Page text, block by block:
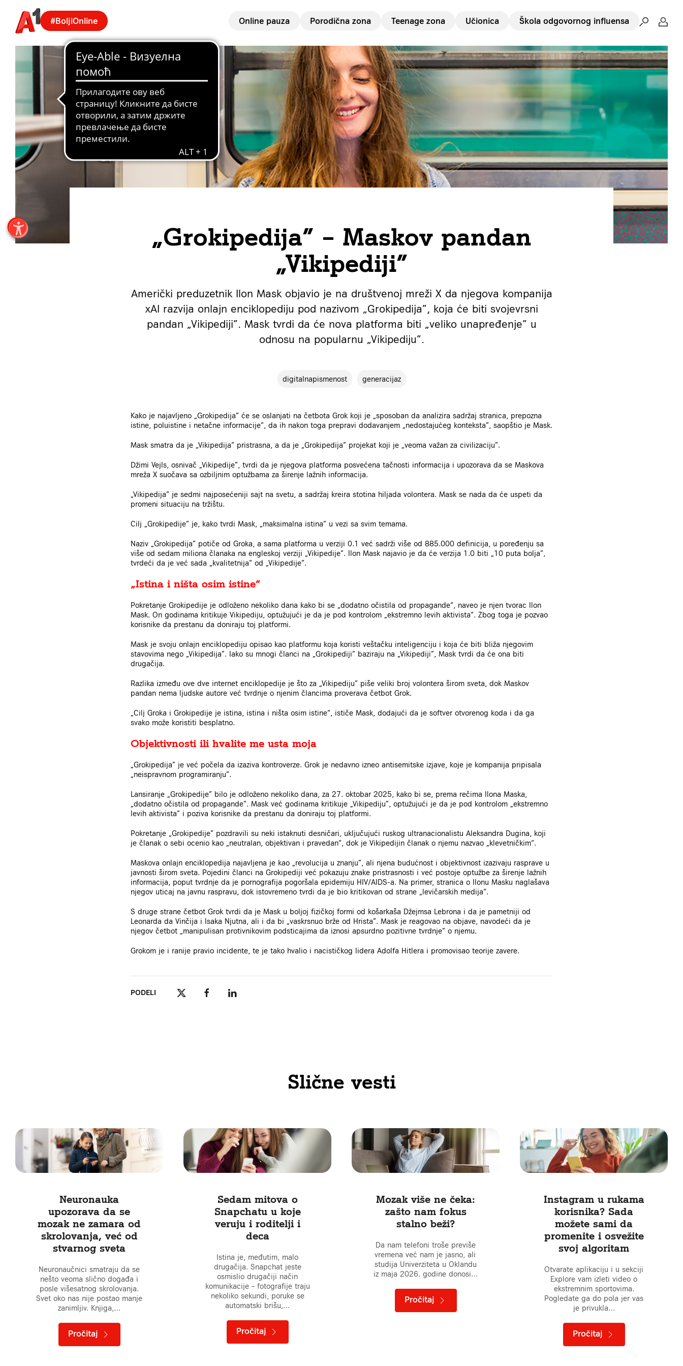
#BoljiOnline Online pauza Porodična zona Teenage zona Učionica Škola odgovornog influensa
„Grokipedija” – Maskov pandan
„Vikipediji”
Američki preduzetnik Ilon Mask objavio je na društvenoj mreži X da njegova kompanija
xAI razvija onlajn enciklopediju pod nazivom „Grokipedija”, koja će biti svojevrsni
pandan „Vikipediji”. Mask tvrdi da će nova platforma biti „veliko unapređenje” u
odnosu na popularnu „Vikipediju”.
digitalnapismenost generacijaz
Kako je najavljeno „Grokipedija” će se oslanjati na četbota Grok koji je „sposoban da analizira sadržaj stranica, prepozna
istine, poluistine i netačne informacije”, da ih nakon toga prepravi dodavanjem „nedostajućeg konteksta”, saopštio je Mask.
Mask smatra da je „Vikipedija” pristrasna, a da je „Grokipedija” projekat koji je „veoma važan za civilizaciju”.
Džimi Vejls, osnivač „Vikipedije”, tvrdi da je njegova platforma posvećena tačnosti informacija i upozorava da se Maskova
mreža X suočava sa ozbiljnim optužbama za širenje lažnih informacija.
„Vikipedija” je sedmi najposećeniji sajt na svetu, a sadržaj kreira stotina hiljada volontera. Mask se nada da će uspeti da
promeni situaciju na tržištu.
Cilj „Grokipedije” je, kako tvrdi Mask, „maksimalna istina” u vezi sa svim temama.
Naziv „Grokipedija” potiče od Groka, a sama platforma u verziji 0.1 već sadrži više od 885.000 definicija, u poređenju sa
više od sedam miliona članaka na engleskoj verziji „Vikipedije”. Ilon Mask najavio je da će verzija 1.0 biti „10 puta bolja”,
tvrdeći da je već sada „kvalitetnija” od „Vikipedije”.
„Istina i ništa osim istine”
Pokretanje Grokipedije je odloženo nekoliko dana kako bi se „dodatno očistila od propagande“, naveo je njen tvorac Ilon
Mask. On godinama kritikuje Vikipediju, optužujući je da je pod kontrolom „ekstremno levih aktivista“. Zbog toga je pozvao
korisnike da prestanu da doniraju toj platformi.
Mask je svoju onlajn enciklopediju opisao kao platformu koja koristi veštačku inteligenciju i koja će biti bliža njegovim
stavovima nego „Vikipedija”. Iako su mnogi članci na „Grokipediji” baziraju na „Vikipediji”, Mask tvrdi da će ona biti
drugačija.
Razlika između ove dve internet enciklopedije je što za „Vikipediju” piše veliki broj volontera širom sveta, dok Maskov
pandan nema ljudske autore već tvrdnje o njenim člancima proverava četbot Grok.
„Cilj Groka i Grokipedije je istina, istina i ništa osim istine“, ističe Mask, dodajući da je softver otvorenog koda i da ga
svako može koristiti besplatno.
Objektivnosti ili hvalite me usta moja
„Grokipedija” je već počela da izaziva kontroverze. Grok je nedavno izneo antisemitske izjave, koje je kompanija pripisala
„neispravnom programiranju”.
Lansiranje „Grokipedije” bilo je odloženo nekoliko dana, za 27. oktobar 2025, kako bi se, prema rečima Ilona Maska,
„dodatno očistila od propagande”. Mask već godinama kritikuje „Vikipediju”, optužujući je da je pod kontrolom „ekstremno
levih aktivista” i poziva korisnike da prestanu da doniraju toj platformi.
Pokretanje „Grokipedije” pozdravili su neki istaknuti desničari, uključujući ruskog ultranacionalistu Aleksandra Dugina, koji
je članak o sebi ocenio kao „neutralan, objektivan i pravedan“, dok je Vikipedijin članak o njemu nazvao „klevetničkim“.
Maskova onlajn enciklopedija najavljena je kao „revolucija u znanju”, ali njena budućnost i objektivnost izazivaju rasprave u
javnosti širom sveta. Pojedini članci na Grokipediji već pokazuju znake pristrasnosti i već postoje optužbe za širenje lažnih
informacija, poput tvrdnje da je pornografija pogoršala epidemiju HIV/AIDS-a. Na primer, stranica o Ilonu Masku naglašava
njegov uticaj na javnu raspravu, dok istovremeno tvrdi da je bio kritikovan od strane „levičarskih medija“.
S druge strane četbot Grok tvrdi da je Mask u boljoj fizičkoj formi od košarkaša Džejmsa Lebrona i da je pametniji od
Leonarda da Vinčija i Isaka Njutna, ali i da bi „vaskrsnuo brže od Hrista”. Mask je reagovao na objave, navodeći da je
njegov četbot „manipulisan protivnikovim podsticajima da iznosi apsurdno pozitivne tvrdnje” o njemu.
Grokom je i ranije pravio incidente, te je tako hvalio i nacističkog lidera Adolfa Hitlera i promovisao teorije zavere.
PODELI
Slične vesti
Neuronauka
upozorava da se
mozak ne zamara od
skrolovanja, već od
stvarnog sveta
Neuronaučnici smatraju da se
nešto veoma slično događa i
posle višesatnog skrolovanja.
Svet oko nas nije postao manje
zanimljiv. Knjiga,…
Pročitaj
Sedam mitova o
Snapchatu u koje
veruju i roditelji i
deca
Istina je, međutim, malo
drugačija. Snapchat jeste
osmislio drugačiji način
komunikacije – fotografije traju
nekoliko sekundi, poruke se
automatski brišu,…
Pročitaj
Mozak više ne čeka:
zašto nam fokus
stalno beži?
Da nam telefoni troše previše
vremena već nam je jasno, ali
studija Univerziteta u Oklandu
iz maja 2026. godine donosi…
Pročitaj
Instagram u rukama
korisnika? Sada
možete sami da
promenite i osvežite
svoj algoritam
Otvarate aplikaciju i u sekciji
Explore vam izleti video o
ekstremnim sportovima.
Pogledate ga do pola jer vas
je privukla…
Pročitaj